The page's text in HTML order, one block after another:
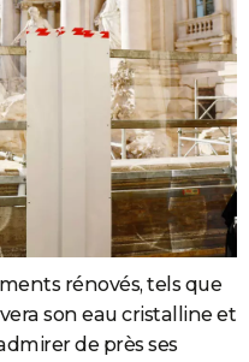
rénovés, tels que
son eau cristalline et
de près ses